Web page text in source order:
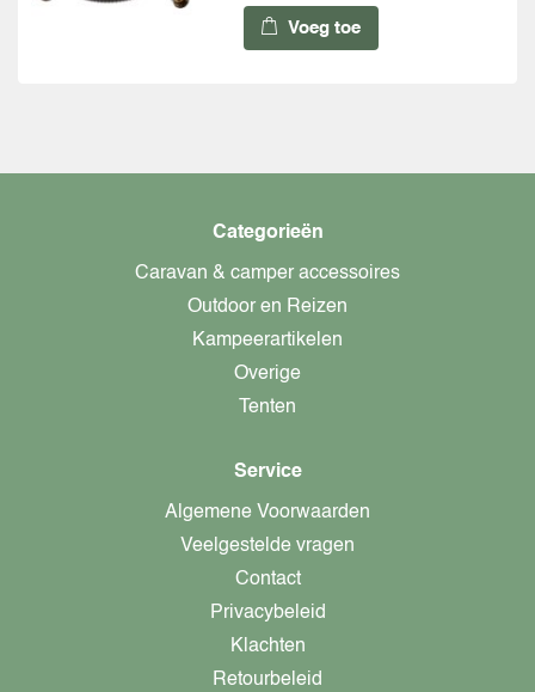
Voeg toe
Categorieën
Caravan & camper accessoires
Outdoor en Reizen
Kampeerartikelen
Overige
Tenten
Service
Algemene Voorwaarden
Veelgestelde vragen
Contact
Privacybeleid
Klachten
Retourbeleid